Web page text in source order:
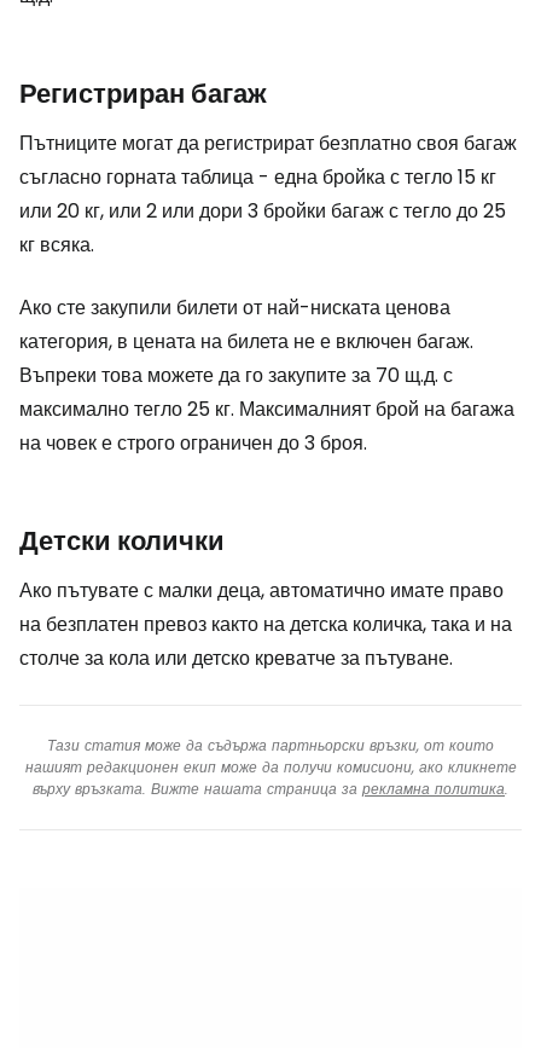
Регистриран багаж
Пътниците могат да регистрират безплатно своя багаж
съгласно горната таблица - една бройка с тегло 15 кг
или 20 кг, или 2 или дори 3 бройки багаж с тегло до 25
кг всяка.
Ако сте закупили билети от най-ниската ценова
категория, в цената на билета не е включен багаж.
Въпреки това можете да го закупите за 70 щ.д. с
максимално тегло 25 кг. Максималният брой на багажа
на човек е строго ограничен до 3 броя.
Детски колички
Ако пътувате с малки деца, автоматично имате право
на безплатен превоз както на детска количка, така и на
столче за кола или детско креватче за пътуване.
Тази статия може да съдържа партньорски връзки, от които
нашият редакционен екип може да получи комисиони, ако кликнете
върху връзката. Вижте нашата страница за рекламна политика.